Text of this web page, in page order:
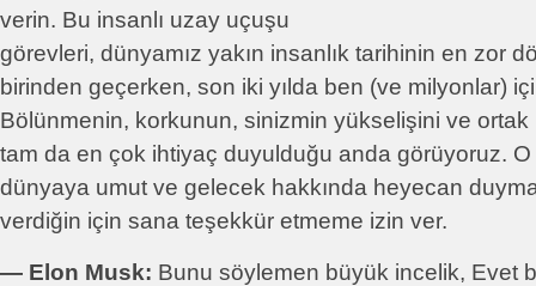
verin. Bu insanlı uzay uçuşu
görevleri, dünyamız yakın insanlık tarihinin en zor
birinden geçerken, son iki yılda ben (ve milyonlar)
Bölünmenin, korkunun, sinizmin yükselişini ve ortak
tam da en çok ihtiyaç duyulduğu anda görüyoruz.
dünyaya umut ve gelecek hakkında heyecan
verdiğin için sana teşekkür etmeme izin ver.
― Elon Musk: Bunu söylemen büyük incelik, Evet